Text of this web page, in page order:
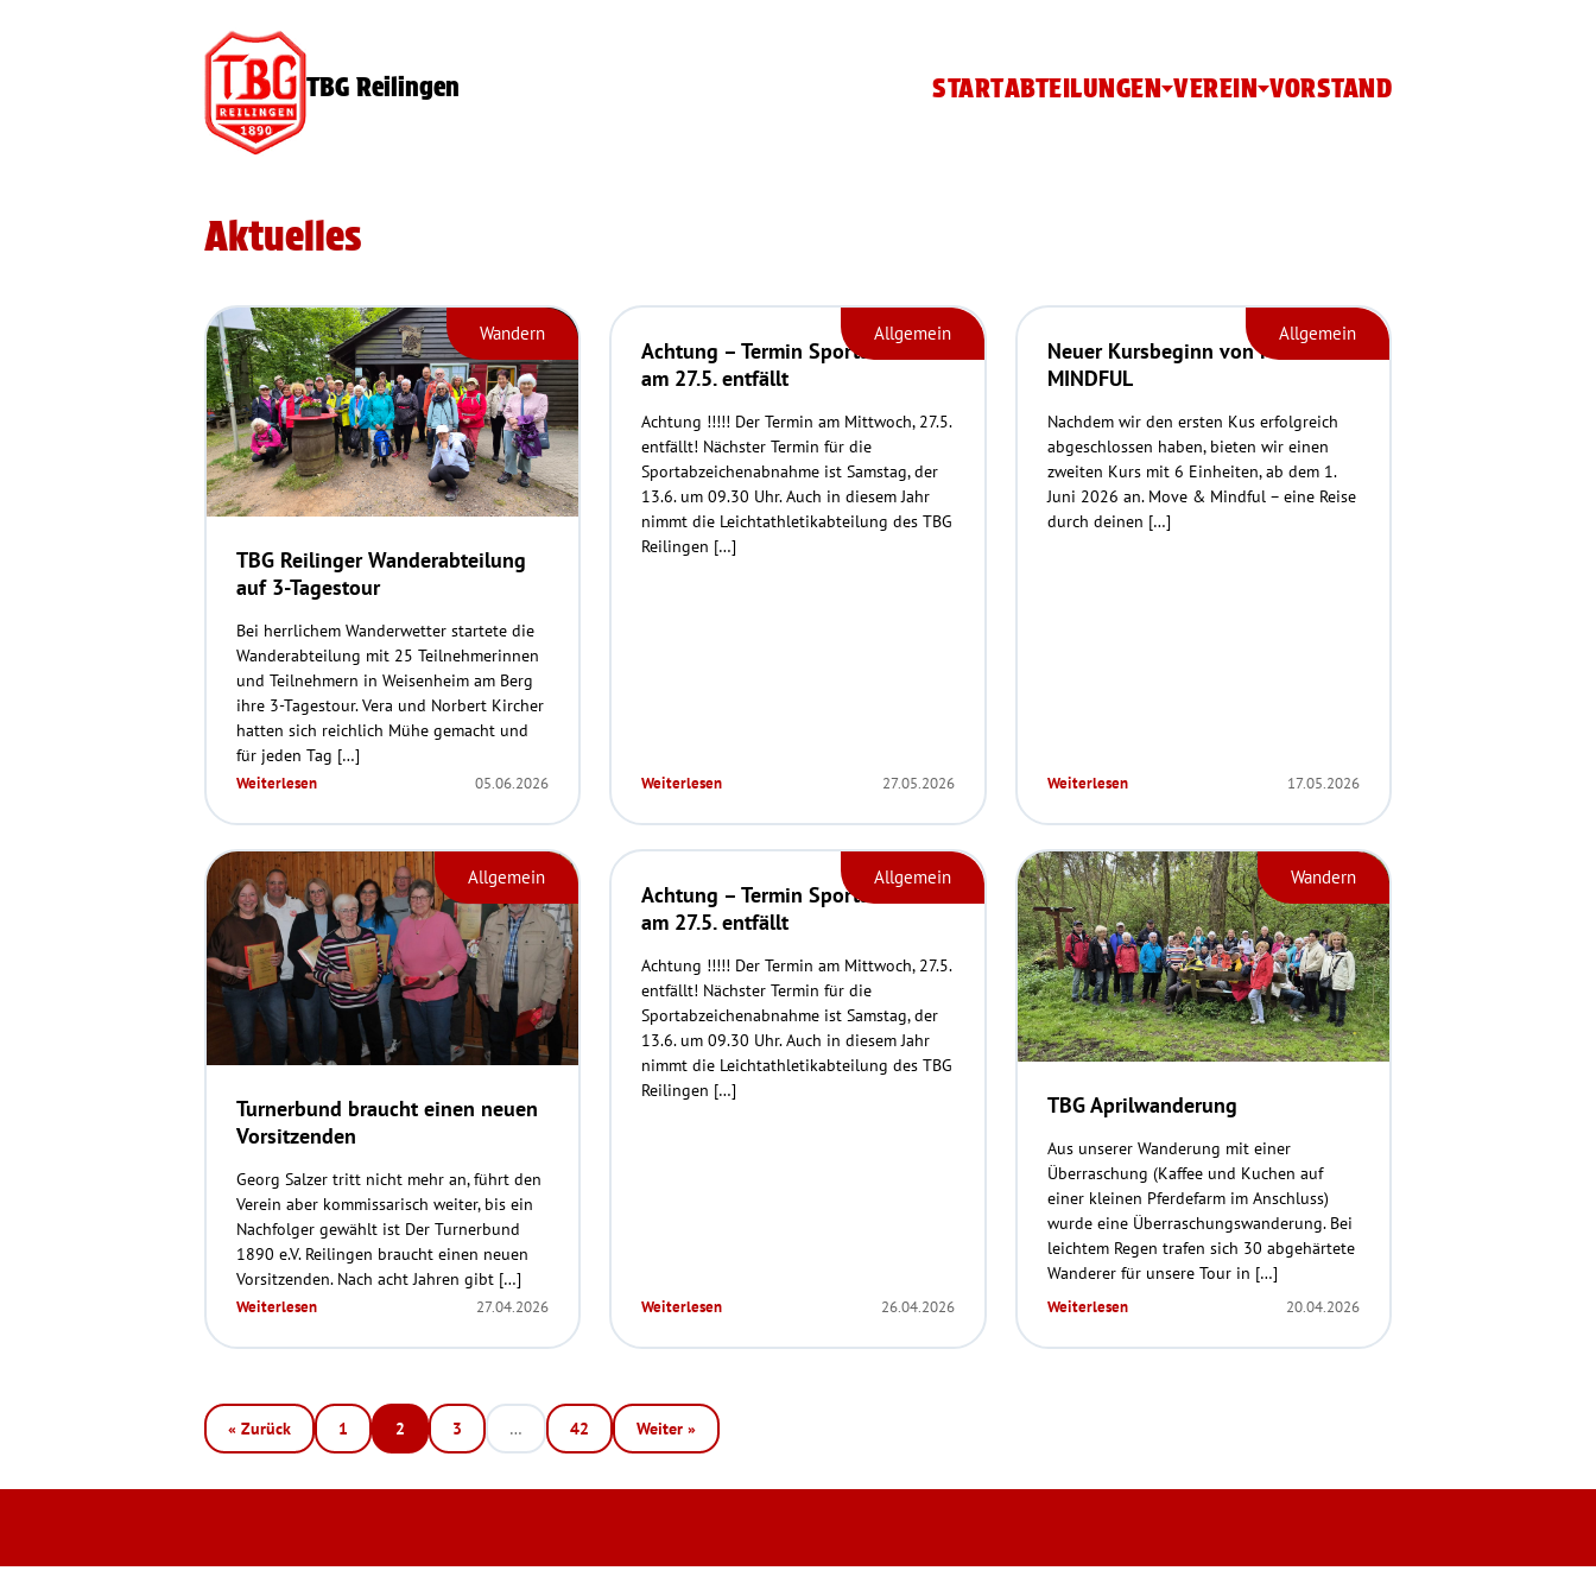
TBG Reilingen STARTABTEILUNGEN VEREIN VORSTAND
Aktuelles
Wandern
TBG Reilinger Wanderabteilung
auf 3-Tagestour
Bei herrlichem Wanderwetter startete die
Wanderabteilung mit 25 Teilnehmerinnen
und Teilnehmern in Weisenheim am Berg
ihre 3-Tagestour. Vera und Norbert Kircher
hatten sich reichlich Mühe gemacht und
für jeden Tag […]
Weiterlesen 05.06.2026
Allgemein
Achtung – Termin Sportabzeichen
am 27.5. entfällt
Achtung !!!!! Der Termin am Mittwoch, 27.5.
entfällt! Nächster Termin für die
Sportabzeichenabnahme ist Samstag, der
13.6. um 09.30 Uhr. Auch in diesem Jahr
nimmt die Leichtathletikabteilung des TBG
Reilingen […]
Weiterlesen 27.05.2026
Allgemein
Neuer Kursbeginn von MOVE &
MINDFUL
Nachdem wir den ersten Kus erfolgreich
abgeschlossen haben, bieten wir einen
zweiten Kurs mit 6 Einheiten, ab dem 1.
Juni 2026 an. Move & Mindful – eine Reise
durch deinen […]
Weiterlesen 17.05.2026
Allgemein
Turnerbund braucht einen neuen
Vorsitzenden
Georg Salzer tritt nicht mehr an, führt den
Verein aber kommissarisch weiter, bis ein
Nachfolger gewählt ist Der Turnerbund
1890 e.V. Reilingen braucht einen neuen
Vorsitzenden. Nach acht Jahren gibt […]
Weiterlesen 27.04.2026
Allgemein
Achtung – Termin Sportabzeichen
am 27.5. entfällt
Achtung !!!!! Der Termin am Mittwoch, 27.5.
entfällt! Nächster Termin für die
Sportabzeichenabnahme ist Samstag, der
13.6. um 09.30 Uhr. Auch in diesem Jahr
nimmt die Leichtathletikabteilung des TBG
Reilingen […]
Weiterlesen 26.04.2026
Wandern
TBG Aprilwanderung
Aus unserer Wanderung mit einer
Überraschung (Kaffee und Kuchen auf
einer kleinen Pferdefarm im Anschluss)
wurde eine Überraschungswanderung. Bei
leichtem Regen trafen sich 30 abgehärtete
Wanderer für unsere Tour in […]
Weiterlesen 20.04.2026
« Zurück 1 2 3 … 42 Weiter »